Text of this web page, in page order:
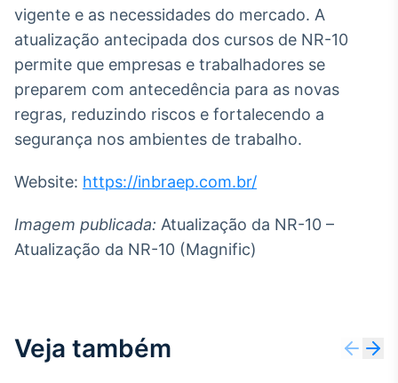
Em breve
vigente e as necessidades do mercado. A
atualização antecipada dos cursos de NR-10
permite que empresas e trabalhadores se
preparem com antecedência para as novas
regras, reduzindo riscos e fortalecendo a
segurança nos ambientes de trabalho.
Website: https://inbraep.com.br/
Imagem publicada: Atualização da NR-10 –
Atualização da NR-10 (Magnific)
Veja também